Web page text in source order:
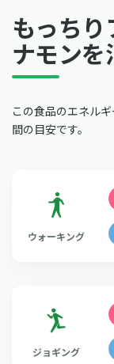
もっちり
ナモン
この食品のエネル
間の目安です。
ウォーキング
ジョギング